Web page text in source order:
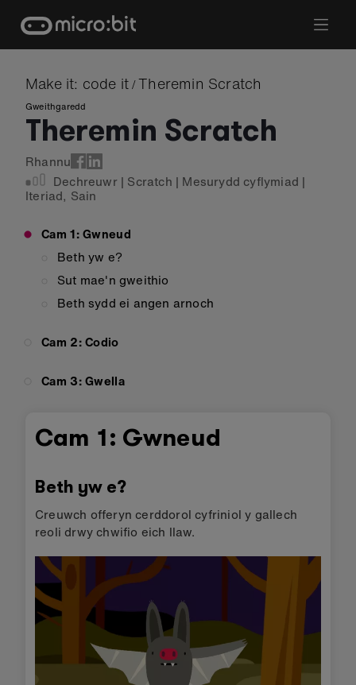
content
Make it: code it /Theremin Scratch
Gweithgaredd
Theremin Scratch
Rhannu
Dechreuwr | Scratch | Mesurydd cyflymiad |
Iteriad, Sain
Cam 1: Gwneud
Beth yw e?
Sut mae'n gweithio
Beth sydd ei angen arnoch
Cam 2: Codio
Cam 3: Gwella
Cam 1: Gwneud
Beth yw e?
Creuwch offeryn cerddorol cyfriniol y gallech
reoli drwy chwifio eich llaw.